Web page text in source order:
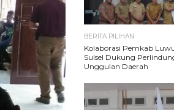
BERITA PILIHAN
Kolaborasi Pemkab
Sulsel Dukung
Unggulan Daerah